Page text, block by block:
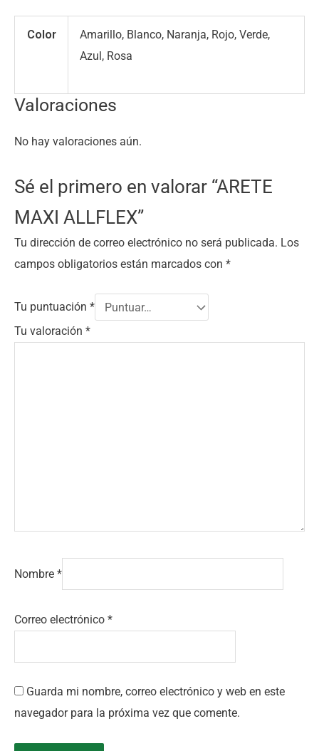
Color
Amarillo, Blanco, Naranja, Rojo, Verde,
Azul, Rosa
Valoraciones
No hay valoraciones aún.
Sé el primero en valorar “ARETE
MAXI ALLFLEX”
Tu dirección de correo electrónico no será publicada. Los
campos obligatorios están marcados con *
Tu puntuación *
Tu valoración *
Nombre *
Correo electrónico *
Guarda mi nombre, correo electrónico y web en este
navegador para la próxima vez que comente.